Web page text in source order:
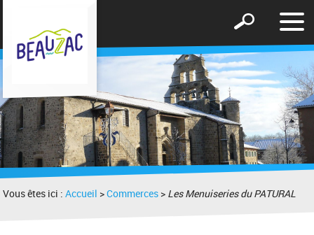
le
Afficher
formulaire
de
recherche
Vous êtes ici :Accueil >Commerces > Les Menuiseries du PATURAL